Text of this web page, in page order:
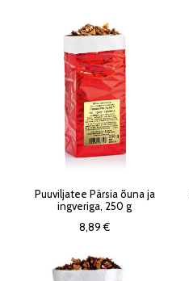
Puuviljatee Pärsia õuna ja
ingveriga, 250 g
8,89 €